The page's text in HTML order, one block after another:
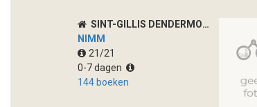
SINT-GILLIS DENDERMONDE
NIMM
21/21
0-7 dagen
144 boeken